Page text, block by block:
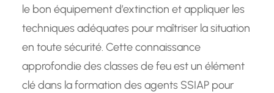
le bon équipement d’extinction et appliquer les
techniques adéquates pour maîtriser la situation
en toute sécurité. Cette connaissance
approfondie des classes de feu est un élément
clé dans la formation des agents SSIAP pour